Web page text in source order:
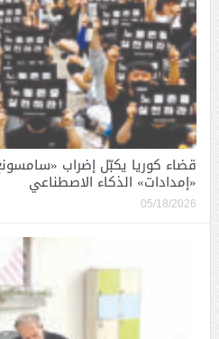
قضاء كوريا يكبّل إضراب
«إمدادات» الذكاء الاصطناعي
05/18/2026